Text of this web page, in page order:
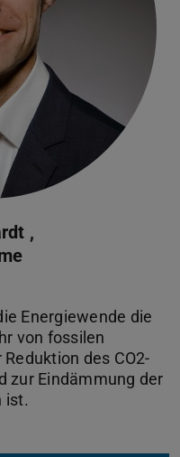
,
Energiewende die
von fossilen
des CO2-
zur Eindämmung der